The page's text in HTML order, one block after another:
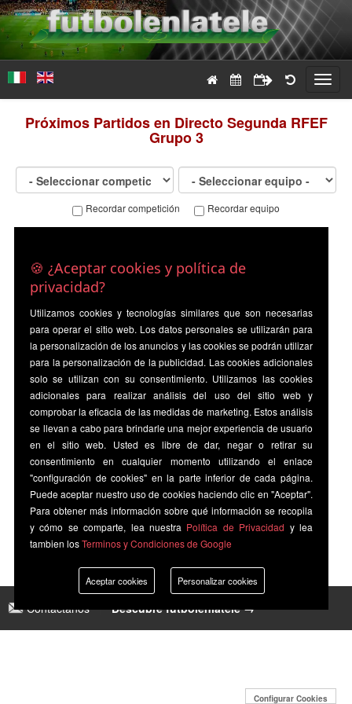
Próximos Partidos en Directo Segunda RFEF
Grupo 3
Recordar competición Recordar equipo
Contáctanos|Descubre futbolenlatele →
Configurar Cookies
🍪 ¿Aceptar cookies y política de
privacidad?
Utilizamos cookies y tecnologías similares que son necesarias
para operar el sitio web. Los datos personales se utilizarán para
la personalización de los anuncios y las cookies se podrán utilizar
para la personalización de la publicidad. Las cookies adicionales
solo se utilizan con su consentimiento. Utilizamos las cookies
adicionales para realizar análisis del uso del sitio web y
comprobar la eficacia de las medidas de marketing. Estos análisis
se llevan a cabo para brindarle una mejor experiencia de usuario
en el sitio web. Usted es libre de dar, negar o retirar su
consentimiento en cualquier momento utilizando el enlace
"configuración de cookies" en la parte inferior de cada página.
Puede aceptar nuestro uso de cookies haciendo clic en "Aceptar".
Para obtener más información sobre qué información se recopila
y cómo se comparte, lea nuestra Política de Privacidad y lea
tambien losTerminos y Condiciones de Google
Aceptar cookies Personalizar cookies